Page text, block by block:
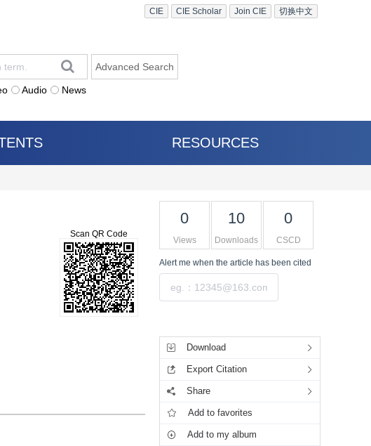
切换中文
Join CIE
CIE Scholar
CIE
Audio News
Advanced Search
RESOURCES
Scan QR Code
0
Views
10
Downloads
0
CSCD
Alert me when the article has been cited
Download
Export Citation
Share
Add to favorites
Add to my album